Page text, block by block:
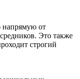
напрямую от
Это также
строгий